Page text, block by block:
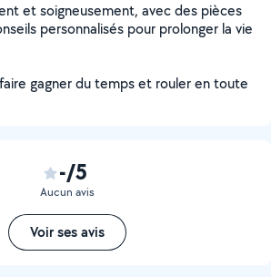
et soigneusement, avec des pièces
personnalisés pour prolonger la vie
gagner du temps et rouler en toute
-/5
Aucun avis
Voir ses avis